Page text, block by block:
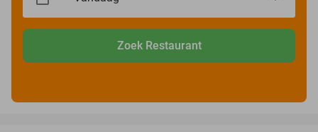
Zoek Restaurant